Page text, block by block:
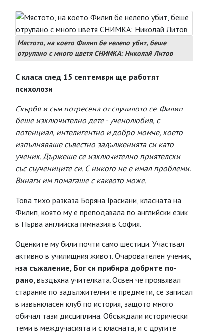
Мястото, на което Филип бе нелепо убит, беше
отрупано с много цветя СНИМКА: Николай Литов
С класа след 15 септември ще работят
психолози
Скърбя и съм потресена от случилото се. Филип
беше изключително дете - ученолюбив, с
потенциал, интелигентно и добро момче, което
изпълняваше съвестно задълженията си като
ученик. Държеше се изключително приятелски
със съучениците си. С никого не е имал проблеми.
Винаги им помагаше с каквото може.
Това тихо разказа Боряна Грасиани, класната на
Филип, която му е преподавала по английски език
в Първа английска гимназия в София.
Оценките му били почти само шестици. Участвал
активно в училищния живот. Очарователен ученик,
нза съжаление, Бог си прибира добрите по-
рано, въздъхна учителката. Освен че проявявал
старание по задължителните предмети, се записал
в извънкласен клуб по история, защото много
обичал тази дисциплина. Обсъждали исторически
теми в междучасията и с класната, и с другите